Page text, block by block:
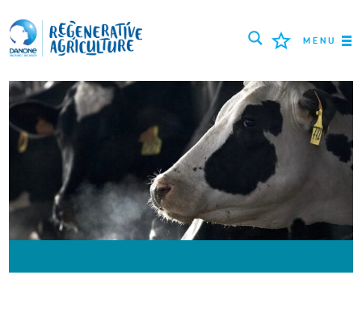
MENU
MISIUNEA
FERMIERI
CELE MAI BUNE PRACTICI
INSTRUMENTE
LOGIN